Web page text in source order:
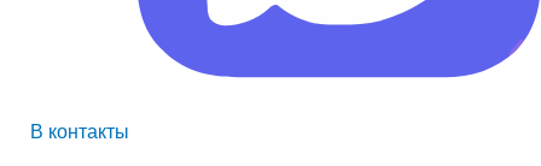
В контакты